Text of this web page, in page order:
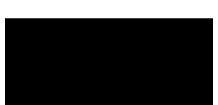
a
a
a
a